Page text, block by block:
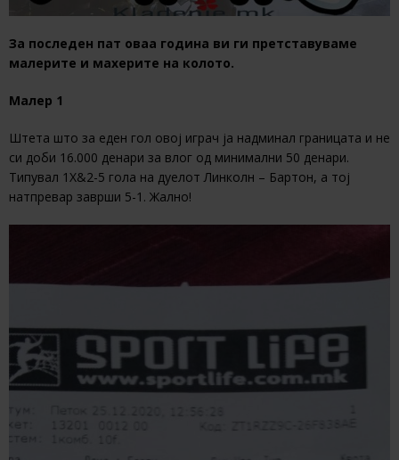
За последен пат оваа година ви ги претставуваме
малерите и махерите на колото.
Малер 1
Штета што за еден гол овој играч ја надминал границата и не
си доби 16.000 денари за влог од минимални 50 денари.
Типувал 1Х&2-5 гола на дуелот Линколн – Бартон, а тој
натпревар заврши 5-1. Жално!